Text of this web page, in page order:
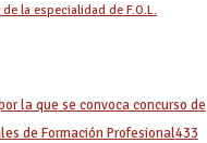
la especialidad de F.O.L.
la que se convoca concurso de
de Formación Profesional433